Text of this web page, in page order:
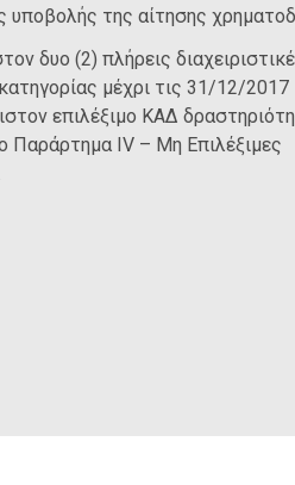
υποβολής της αίτησης
δυο (2) πλήρεις
κατηγορίας μέχρι τις 31/12/2017
επιλέξιμο ΚΑΔ
Παράρτημα ΙV – Μη Eπιλέξιμες